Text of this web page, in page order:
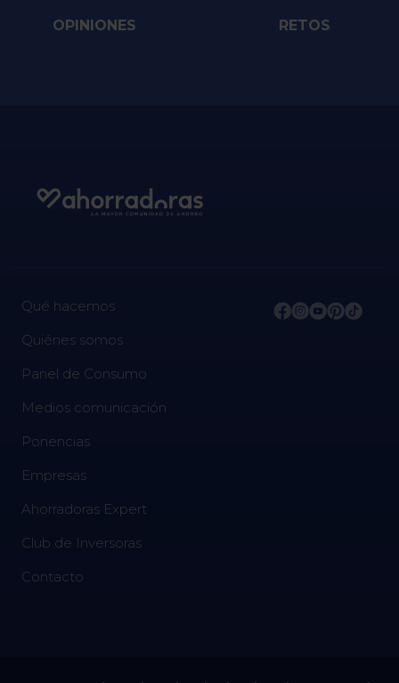
OPINIONES RETOS
Qué hacemos
Quiénes somos
Panel de Consumo
Medios comunicación
Ponencias
Empresas
Ahorradoras Expert
Club de Inversoras
Contacto